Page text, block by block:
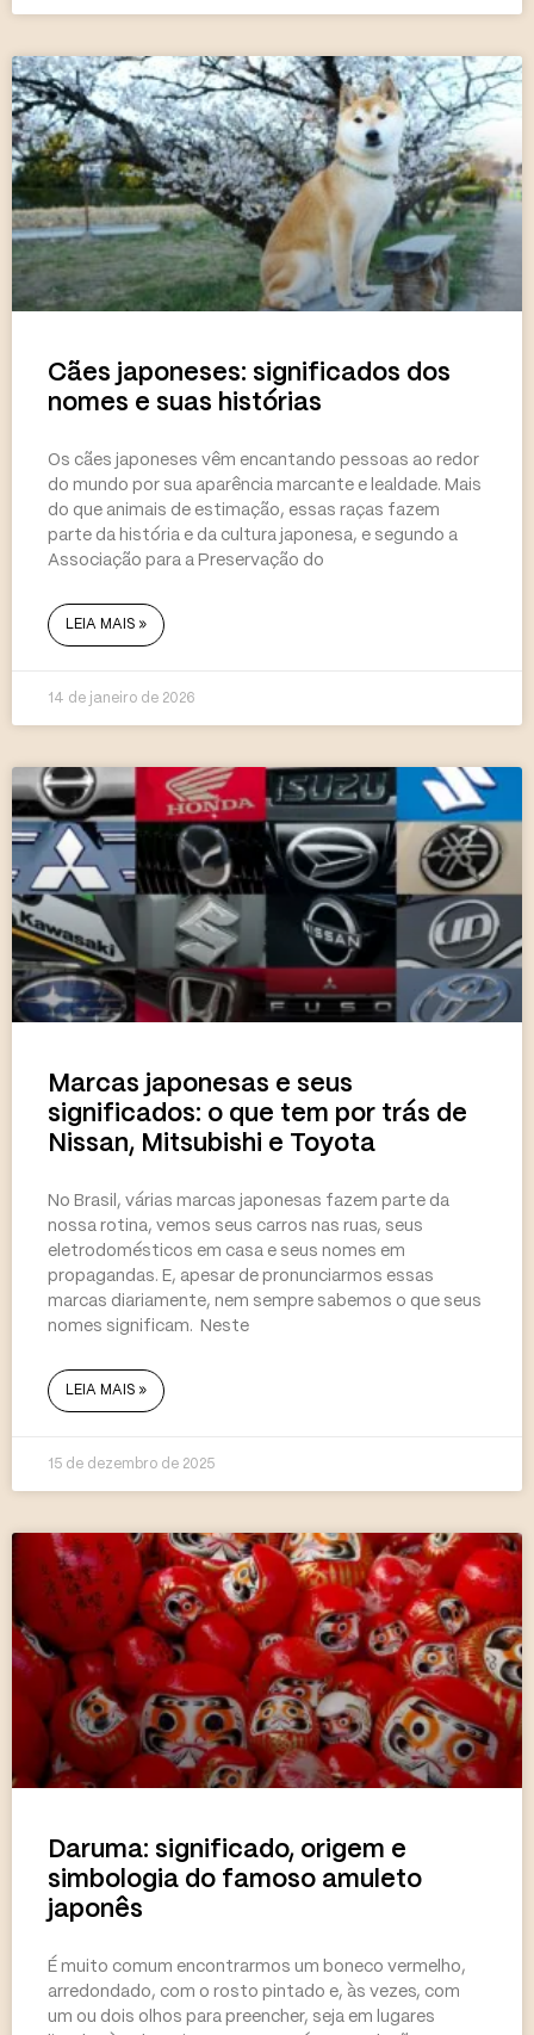
Cães japoneses: significados dos
nomes e suas histórias
Os cães japoneses vêm encantando pessoas ao redor
do mundo por sua aparência marcante e lealdade. Mais
do que animais de estimação, essas raças fazem
parte da história e da cultura japonesa, e segundo a
Associação para a Preservação do
LEIA MAIS »
14 de janeiro de 2026
Marcas japonesas e seus
significados: o que tem por trás de
Nissan, Mitsubishi e Toyota
No Brasil, várias marcas japonesas fazem parte da
nossa rotina, vemos seus carros nas ruas, seus
eletrodomésticos em casa e seus nomes em
propagandas. E, apesar de pronunciarmos essas
marcas diariamente, nem sempre sabemos o que seus
nomes significam. Neste
LEIA MAIS »
15 de dezembro de 2025
Daruma: significado, origem e
simbologia do famoso amuleto
japonês
É muito comum encontrarmos um boneco vermelho,
arredondado, com o rosto pintado e, às vezes, com
um ou dois olhos para preencher, seja em lugares